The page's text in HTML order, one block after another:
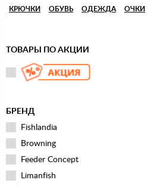
КРЮЧКИ ОБУВЬ ОДЕЖДА ОЧКИ
ТОВАРЫ ПО АКЦИИ
БРЕНД
Fishlandia
Browning
Feeder Concept
Limanfish